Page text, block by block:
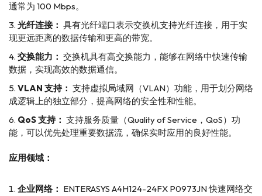
通常为 100 Mbps。
光纤连接： 具有光纤端口表示交换机支持光纤连接，用于实
现更远距离的数据传输和更高的带宽。
交换能力： 交换机具有高交换能力，能够在网络中快速传输
数据，实现高效的数据通信。
VLAN 支持： 支持虚拟局域网（VLAN）功能，用于划分网络
成逻辑上的独立部分，提高网络的安全性和性能。
QoS 支持： 支持服务质量（Quality of Service，QoS）功
能，可以优先处理重要数据流，确保实时应用的良好性能。
应用领域：
企业网络： ENTERASYS A4H124-24FX P0973JN 快速网络交